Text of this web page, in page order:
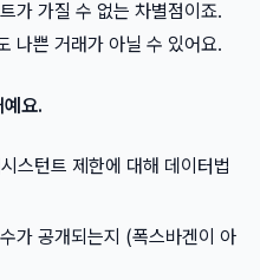
가 가질 수 없는 차별점이죠.
나쁜 거래가 아닐 수 있어요.
요.
스턴트 제한에 대해 데이터법
가 공개되는지 (폭스바겐이 아